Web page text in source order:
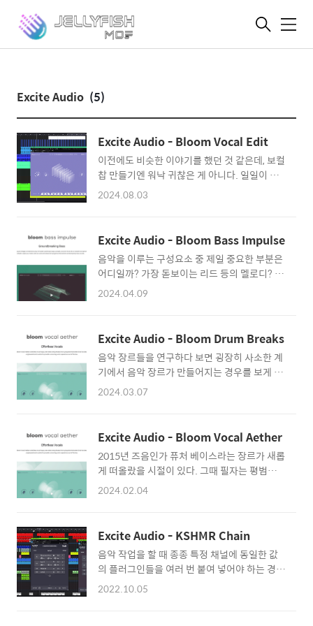
메
Excite Audio (5)
Excite Audio - Bloom Vocal Edit
이전에도 비슷한 이야기를 했던 것 같은데, 보컬
찹 만들기엔 워낙 귀찮은 게 아니다. 일일이 샘
플을 잘라다가 "센스"에 맞게 배치하는 과정이
이 살지 않는 경우들이 많다. 샘플러로 직접 만
들자니 귀찮고, 샘플을 쓰자니 그것도 다듬어야
하고. 어느 쪽이던 손이 가는 건 마찬가지다. 보
컬 찹을 간편하게 꺼내 쓸 수 있는 무언가가 있
을법한데...라는 생각을 했다면 이 악기를 고려
Vocal Edit라는 플러그인이다. 막 나온 따끈따
끈한 신작이다. 왠지 요즘 자주 보이는 이름 같
다면 기분 탓이 아니다. 굉장히 활발하게..
2024.08.03
Excite Audio - Bloom Bass Impulse
음악을 이루는 구성요소 중 제일 중요한 부분은
어디일까? 가장 돋보이는 리드 등의 멜로디? 가
장 기초적인 드럼? 아니면 패드? 여러가지 의견
다. 밴드에서의 베이스는 존재감이 가장 옅은 존
재라고 하지만 베이스가 없으면 음악의 맛이 살
아나지 않는다. 특히 EDM에서 있어서 베이스는
리드와는 또 다른 존재감을 가지고 있어 잘 만들
어진 음악들은 베이스가 굉장히 존재감을 드러
샘플이 잘 되어 있다고는 하지만 음악에 맞추는
것도 꽤 고역이다. 필자도 음악을 쓰다가 베이스
에서 막히는 경우들이 꽤 많이 있었다. 그런데,
베이스에 고통받는..
2024.04.09
Excite Audio - Bloom Drum Breaks
음악 장르들을 연구하다 보면 굉장히 사소한 계
기에서 음악 장르가 만들어지는 경우를 보게 된
다. 평소에 필자가 자주 듣는 음악, 정글이 그러
리는 전설적인 드럼 비트가 있는데, 이 비트를
샘플링하면서 정글이라는 장르가 본격적으로
확립되었다. 현재까지도 아멘 브레이크 비트는
끊임없이 변주되고 가공되면서 새로운 정글 음
악을 만들어내고 있다. 그런데 막상 정글을 작곡
게 된다. 이걸 어떻게 하면 참신하게, 그리고 잘
어울리게 리듬감을 유지하면서 가공할지 생각
보다 어렵다. 그렇다고 다른 선구자들의 비트를
참고하면 또 거기에 매몰되고...
2024.03.07
Excite Audio - Bloom Vocal Aether
2015년 즈음인가 퓨처 베이스라는 장르가 새롭
게 떠올랐을 시절이 있다. 그때 필자는 평범하게
음악을 듣던 디제이를 지망하고 있었는데 퓨처
던 카와이 퓨처 베이스 라고 하는 서브 장르가
있었는데, 이 장르에서 공통적으로 나타나던 특
징이 있었다. 보컬을 감각적으로 잘라서 피치
업/다운을 한 후 잘 배치하여 하나의 멜로디로
만들어내는 보컬 찹이라는 거였다. 그런데 보컬
2024.02.04
Excite Audio - KSHMR Chain
음악 작업을 할 때 종종 특정 채널에 동일한 값
의 플러그인들을 여러 번 붙여 넣어야 하는 경우
가 있다. 이전까지는 일일이 체인을 복사 붙여
2022.10.05